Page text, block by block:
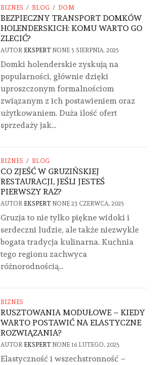
BIZNES / BLOG / DOM
BEZPIECZNY TRANSPORT DOMKÓW
HOLENDERSKICH: KOMU WARTO GO
ZLECIĆ?
AUTOR EKSPERT NONE 5 SIERPNIA, 2025
Domki holenderskie zyskują na
popularności, głównie dzięki
uproszczonym formalnościom
związanym z ich postawieniem oraz
użytkowaniem. Duża ilość ofert
sprzedaży jak...
BIZNES / BLOG
CO ZJEŚĆ W GRUZIŃSKIEJ
RESTAURACJI, JEŚLI JESTEŚ
PIERWSZY RAZ?
AUTOR EKSPERT NONE 23 CZERWCA, 2025
Gruzja to nie tylko piękne widoki i
serdeczni ludzie, ale także niezwykle
bogata tradycja kulinarna. Kuchnia
tego regionu zachwyca
różnorodnością...
BIZNES
RUSZTOWANIA MODUŁOWE – KIEDY
WARTO POSTAWIĆ NA ELASTYCZNE
ROZWIĄZANIA?
AUTOR EKSPERT NONE 16 LUTEGO, 2025
Elastyczność i wszechstronność –